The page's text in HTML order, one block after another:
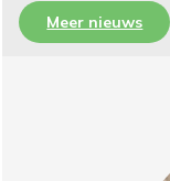
Meer nieuws